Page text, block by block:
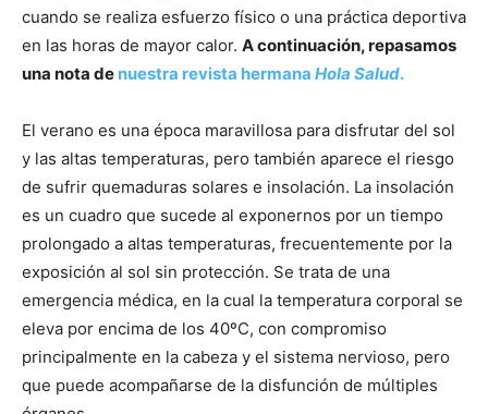
cuando se realiza esfuerzo físico o una práctica deportiva
en las horas de mayor calor. A continuación, repasamos
una nota de nuestra revista hermana Hola Salud.
El verano es una época maravillosa para disfrutar del sol
y las altas temperaturas, pero también aparece el riesgo
de sufrir quemaduras solares e insolación. La insolación
es un cuadro que sucede al exponernos por un tiempo
prolongado a altas temperaturas, frecuentemente por la
exposición al sol sin protección. Se trata de una
emergencia médica, en la cual la temperatura corporal se
eleva por encima de los 40ºC, con compromiso
principalmente en la cabeza y el sistema nervioso, pero
que puede acompañarse de la disfunción de múltiples